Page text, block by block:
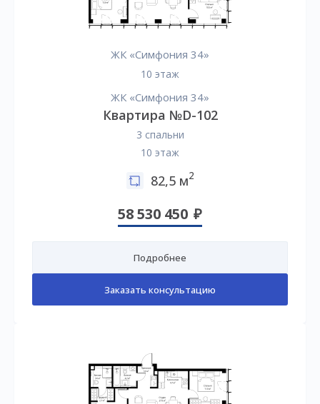
ЖК «Симфония 34»
10 этаж
ЖК «Симфония 34»
Квартира №D-102
3 спальни
10 этаж
82,5 м2
58 530 450
Подробнее
Заказать консультацию